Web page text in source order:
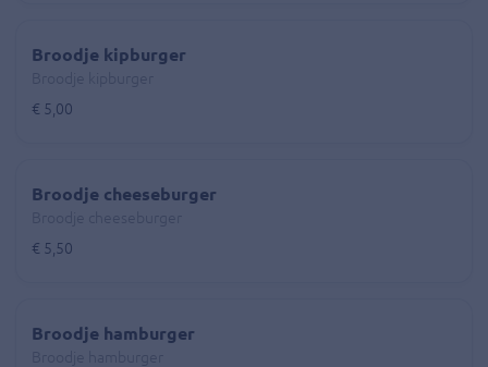
Broodje kipburger
€ 5,00
Broodje cheeseburger
€ 5,50
Broodje hamburger